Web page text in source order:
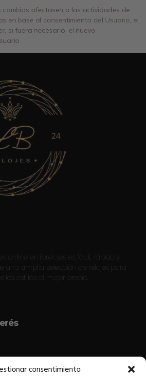
consentimiento
cambios afectasen a las actividades de
en base al consentimiento del Usuario, el
si fuera necesario, el nuevo
online en ibrelojes es fácil, rápido y
una amplia selección de relojes para
los estilos al mejor precio.